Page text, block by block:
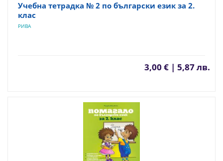
Учебна тетрадка № 2 по български език за 2.
клас
РИВА
3,00 € | 5,87 лв.